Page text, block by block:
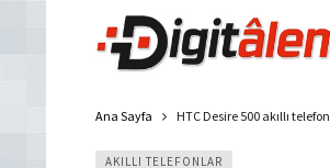
Ana Sayfa HTC Desire 500 akıllı telefon
AKILLI TELEFONLAR